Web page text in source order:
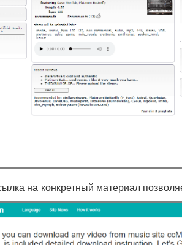
на конкретный материал